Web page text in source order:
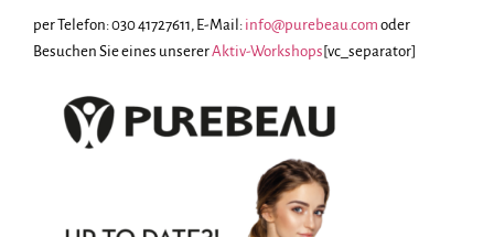
per Telefon: 030 41727611, E-Mail: info@purebeau.com oder
Besuchen Sie eines unsererAktiv-Workshops [vc_separator]